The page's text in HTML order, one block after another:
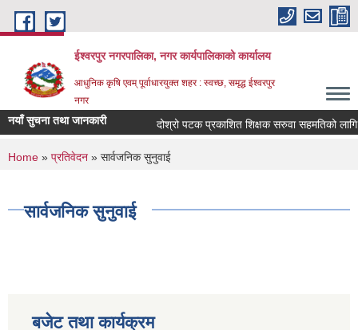
Skip to main content
ईश्वरपुर नगरपालिका, नगर कार्यपालिकाको कार्यालय
आधुनिक कृषि एवम् पूर्वाधारयुक्त शहर : स्वच्छ, समृद्ध ईश्वरपुर
नगर
नयाँ सुचना तथा जानकारी दोश्रो पटक प्रकाशित शिक्षक सरुवा सहमतिको लागि
You are here
Home » प्रतिवेदन » सार्वजनिक सुनुवाई
सार्वजनिक सुनुवाई
बजेट तथा कार्यक्रम